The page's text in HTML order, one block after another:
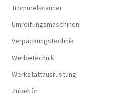
Trommelscanner
Umreifungsmaschinen
Verpackungstechnik
Werbetechnik
Werkstattausrüstung
Zubehör